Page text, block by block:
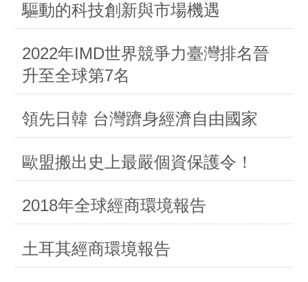
驅動的科技創新與市場機遇
2022年IMD世界競爭力臺灣排名晉
升至全球第7名
領先日韓 台灣躋身經濟自由國家
歐盟搬出史上最嚴個資保護令！
2018年全球經商環境報告
土耳其經商環境報告